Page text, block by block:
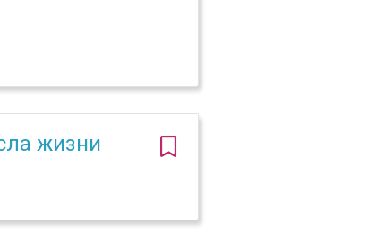
жизни